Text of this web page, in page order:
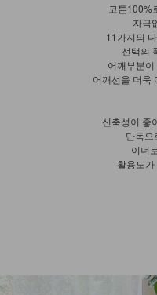
코튼100%
자극
11가지의
선택의
어깨부분
어깨선을 더욱
신축성이 좋
단독으
이너
활용도